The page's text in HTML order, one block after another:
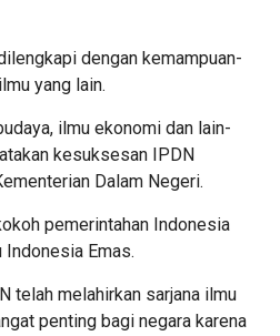
dengan kemampuan-
yang lain.
ilmu ekonomi dan lain-
kesuksesan IPDN
Dalam Negeri.
pemerintahan Indonesia
Indonesia Emas.
telah melahirkan sarjana ilmu
penting bagi negara karena